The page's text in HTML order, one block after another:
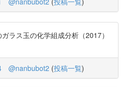
ラス玉の化学組成分析（2017）
@nanbubot2 (投稿一覧)